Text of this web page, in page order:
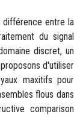
différence entre la
du signal
discret, un
d'utiliser
maxitifs pour
flous dans
comparison